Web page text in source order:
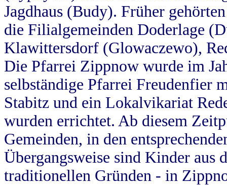
Jagdhaus (Budy). Früher
die Filialgemeinden Doderlage
Klawittersdorf (Glowaczewo),
Die Pfarrei Zippnow wurde im
selbständige Pfarrei Freudenfier
Stabitz und ein Lokalvikariat
wurden errichtet. Ab diesem
Gemeinden, in den
Übergangsweise sind Kinder aus
traditionellen Gründen - in